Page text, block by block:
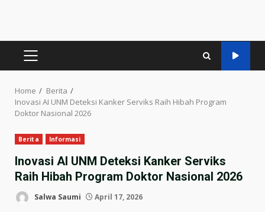
PRIMARY
Home
Berita
Inovasi AI UNM Deteksi Kanker Serviks Raih Hibah Program
Doktor Nasional 2026
Berita Informasi
Inovasi AI UNM Deteksi Kanker Serviks
Raih Hibah Program Doktor Nasional 2026
Salwa Saumi April 17, 2026